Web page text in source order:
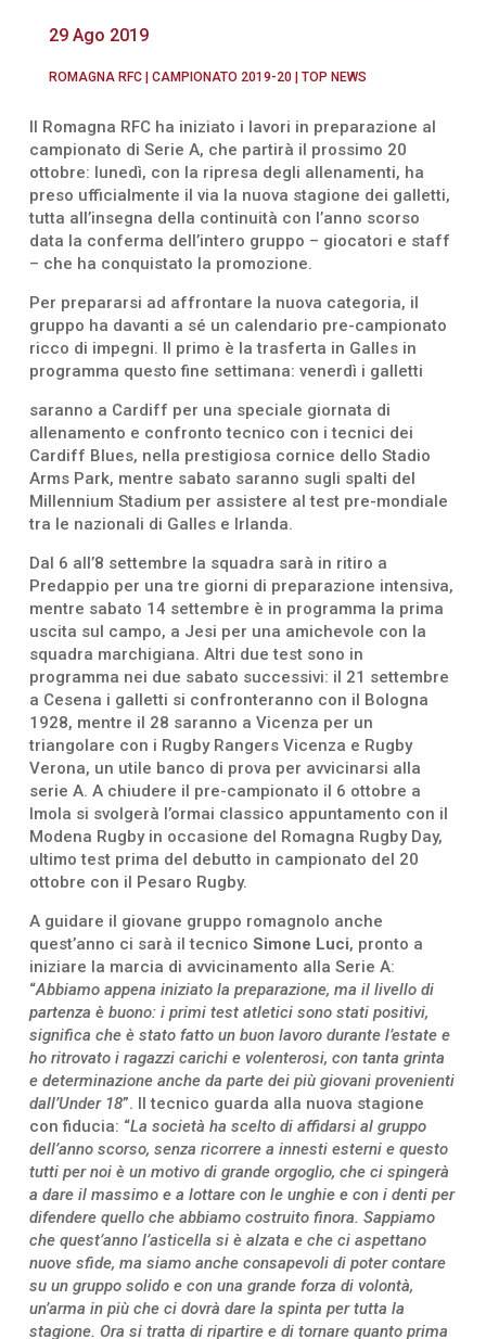
29 Ago 2019
ROMAGNA RFC| CAMPIONATO 2019-20| TOP NEWS
Il Romagna RFC ha iniziato i lavori in preparazione al
campionato di Serie A, che partirà il prossimo 20
ottobre: lunedì, con la ripresa degli allenamenti, ha
preso ufficialmente il via la nuova stagione dei galletti,
tutta all’insegna della continuità con l’anno scorso
data la conferma dell’intero gruppo – giocatori e staff
– che ha conquistato la promozione.
Per prepararsi ad affrontare la nuova categoria, il
gruppo ha davanti a sé un calendario pre-campionato
ricco di impegni. Il primo è la trasferta in Galles in
programma questo fine settimana: venerdì i galletti
saranno a Cardiff per una speciale giornata di
allenamento e confronto tecnico con i tecnici dei
Cardiff Blues, nella prestigiosa cornice dello Stadio
Arms Park, mentre sabato saranno sugli spalti del
Millennium Stadium per assistere al test pre-mondiale
tra le nazionali di Galles e Irlanda.
Dal 6 all’8 settembre la squadra sarà in ritiro a
Predappio per una tre giorni di preparazione intensiva,
mentre sabato 14 settembre è in programma la prima
uscita sul campo, a Jesi per una amichevole con la
squadra marchigiana. Altri due test sono in
programma nei due sabato successivi: il 21 settembre
a Cesena i galletti si confronteranno con il Bologna
1928, mentre il 28 saranno a Vicenza per un
triangolare con i Rugby Rangers Vicenza e Rugby
Verona, un utile banco di prova per avvicinarsi alla
serie A. A chiudere il pre-campionato il 6 ottobre a
Imola si svolgerà l’ormai classico appuntamento con il
Modena Rugby in occasione del Romagna Rugby Day,
ultimo test prima del debutto in campionato del 20
ottobre con il Pesaro Rugby.
A guidare il giovane gruppo romagnolo anche
quest’anno ci sarà il tecnicoSimone Luci, pronto a
iniziare la marcia di avvicinamento alla Serie A:
“Abbiamo appena iniziato la preparazione, ma il livello di
partenza è buono: i primi test atletici sono stati positivi,
significa che è stato fatto un buon lavoro durante l’estate e
ho ritrovato i ragazzi carichi e volenterosi, con tanta grinta
e determinazione anche da parte dei più giovani provenienti
dall’Under 18”. Il tecnico guarda alla nuova stagione
con fiducia: “La società ha scelto di affidarsi al gruppo
dell’anno scorso, senza ricorrere a innesti esterni e questo
tutti per noi è un motivo di grande orgoglio, che ci spingerà
a dare il massimo e a lottare con le unghie e con i denti per
difendere quello che abbiamo costruito finora. Sappiamo
che quest’anno l’asticella si è alzata e che ci aspettano
nuove sfide, ma siamo anche consapevoli di poter contare
su un gruppo solido e con una grande forza di volontà,
un’arma in più che ci dovrà dare la spinta per tutta la
stagione. Ora si tratta di ripartire e di tornare quanto prima